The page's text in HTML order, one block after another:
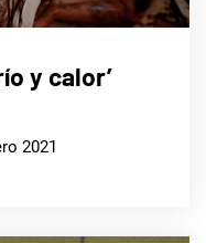
y calor’
2021